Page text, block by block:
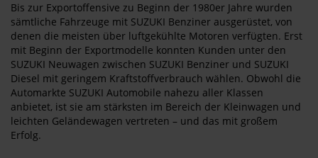
Bis zur Exportoffensive zu Beginn der 1980er Jahre wurden
sämtliche Fahrzeuge mit SUZUKI Benziner ausgerüstet, von
denen die meisten über luftgekühlte Motoren verfügten. Erst
mit Beginn der Exportmodelle konnten Kunden unter den
SUZUKI Neuwagen zwischen SUZUKI Benziner und SUZUKI
Diesel mit geringem Kraftstoffverbrauch wählen. Obwohl die
Automarkte SUZUKI Automobile nahezu aller Klassen
anbietet, ist sie am stärksten im Bereich der Kleinwagen und
leichten Geländewagen vertreten – und das mit großem
Erfolg.